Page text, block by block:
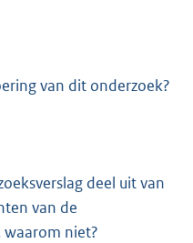
van dit onderzoek?
deel uit van
van de
waarom niet?